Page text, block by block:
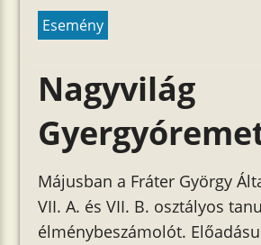
Esemény
Nagyvilág
Májusban a Fráter György
VII. A. és VII. B. osztályos
élménybeszámolót.